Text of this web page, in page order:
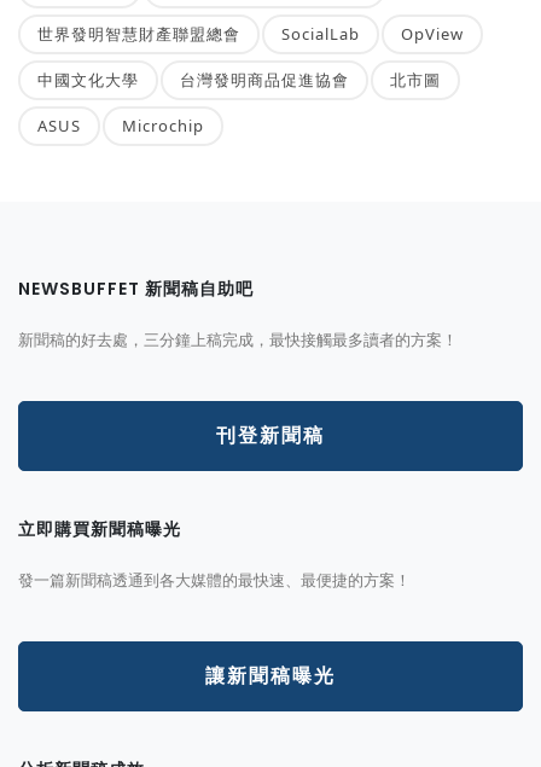
世界發明智慧財產聯盟總會 SocialLab OpView
中國文化大學 台灣發明商品促進協會 北市圖
ASUS Microchip
NEWSBUFFET 新聞稿自助吧
新聞稿的好去處，三分鐘上稿完成，最快接觸最多讀者的方案！
刊登新聞稿
立即購買新聞稿曝光
發一篇新聞稿透通到各大媒體的最快速、最便捷的方案！
讓新聞稿曝光